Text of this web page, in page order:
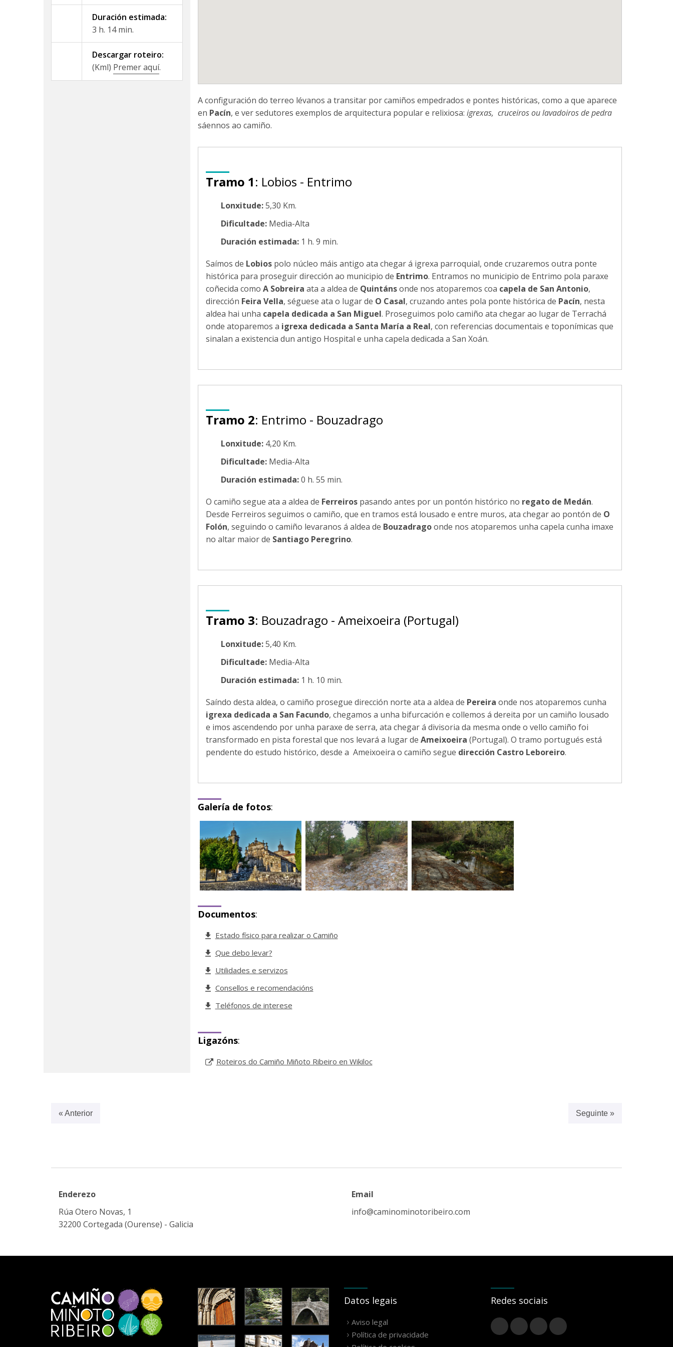
Duración estimada:
3 h. 14 min.
Descargar roteiro:
(Kml) Premer aquí.
A configuración do terreo lévanos a transitar por camiños empedrados e pontes históricas, como a que aparece
en Pacín, e ver sedutores exemplos de arquitectura popular e relixiosa: igrexas, cruceiros ou lavadoiros de pedra
sáennos ao camiño.
Tramo 1: Lobios - Entrimo
Lonxitude:5,30 Km.
Dificultade:Media-Alta
Duración estimada:1 h. 9 min.
Saímos de Lobiospolo núcleo máis antigo ata chegar á igrexa parroquial, onde cruzaremos outra ponte
histórica para proseguir dirección ao municipio de Entrimo. Entramos no municipio de Entrimo pola paraxe
coñecida como A Sobreira ata a aldea de Quintánsonde nos atoparemos coa capela de San Antonio,
dirección Feira Vella, séguese ata o lugar de O Casal, cruzando antes pola ponte histórica de Pacín, nesta
aldea hai unha capela dedicada a San Miguel. Proseguimos polo camiño ata chegar ao lugar de Terrachá
onde atoparemos a igrexa dedicada a Santa María a Real, con referencias documentais e toponímicas que
sinalan a existencia dun antigo Hospital e unha capela dedicada a San Xoán.
Tramo 2: Entrimo - Bouzadrago
Lonxitude:4,20 Km.
Dificultade:Media-Alta
Duración estimada:0 h. 55 min.
O camiño segue ata a aldea de Ferreirospasando antes por un pontón histórico no regato de Medán.
Desde Ferreiros seguimos o camiño, que en tramos está lousado e entre muros, ata chegar ao pontón de O
Folón, seguindo o camiño levaranos á aldea de Bouzadragoonde nos atoparemos unha capela cunha imaxe
no altar maior de Santiago Peregrino.
Tramo 3: Bouzadrago - Ameixoeira (Portugal)
Lonxitude:5,40 Km.
Dificultade:Media-Alta
Duración estimada:1 h. 10 min.
Saíndo desta aldea, o camiño prosegue dirección norte ata a aldea de Pereira onde nos atoparemos cunha
igrexa dedicada a San Facundo, chegamos a unha bifurcación e collemos á dereita por un camiño lousado
e imos ascendendo por unha paraxe de serra, ata chegar á divisoria da mesma onde o vello camiño foi
transformado en pista forestal que nos levará a lugar de Ameixoeira (Portugal). O tramo portugués está
pendente do estudo histórico, desde a Ameixoeira o camiño segue dirección Castro Leboreiro.
Galería de fotos:
Documentos:
Estado físico para realizar o Camiño
Que debo levar?
Utilidades e servizos
Consellos e recomendacións
Teléfonos de interese
Ligazóns:
Roteiros do Camiño Miñoto Ribeiro en Wikiloc
Seguinte »
« Anterior
Enderezo
Rúa Otero Novas, 1
32200 Cortegada (Ourense) - Galicia
Email
info@caminominotoribeiro.com
Datos legais
Aviso legal
Política de privacidade
Redes sociais